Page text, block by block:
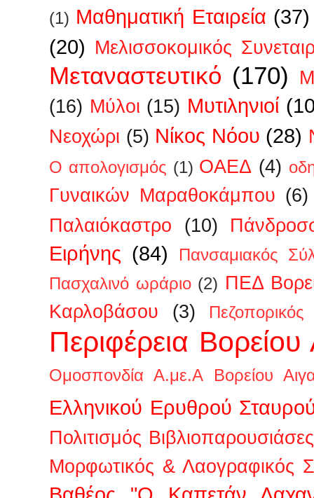
(1) Μαθηματική Εταιρεία (37)
(20) Μελισσοκομικός
Μεταναστευτικό (170)
(16) Μύλοι (15) Μυτιληνιοί
Νεοχώρι (5) Νίκος Νόου (28)
Ο απολογισμός (1) ΟΑΕΔ (4)
Γυναικών Μαραθοκάμπου (6)
Παλαιόκαστρο
(10)
Ειρήνης (84)
Πανσαμιακός
Πασχαλινό ωράριο (2) ΠΕΔ
Καρλοβάσου
(3)
Περιφέρεια Βορείου
Ομοσπονδία Α.με.Α Βορείου
Ελληνικού Ερυθρού
Πολιτισμός Βιβλιοπαρουσιάσες
Μορφωτικός & Λαογραφικός